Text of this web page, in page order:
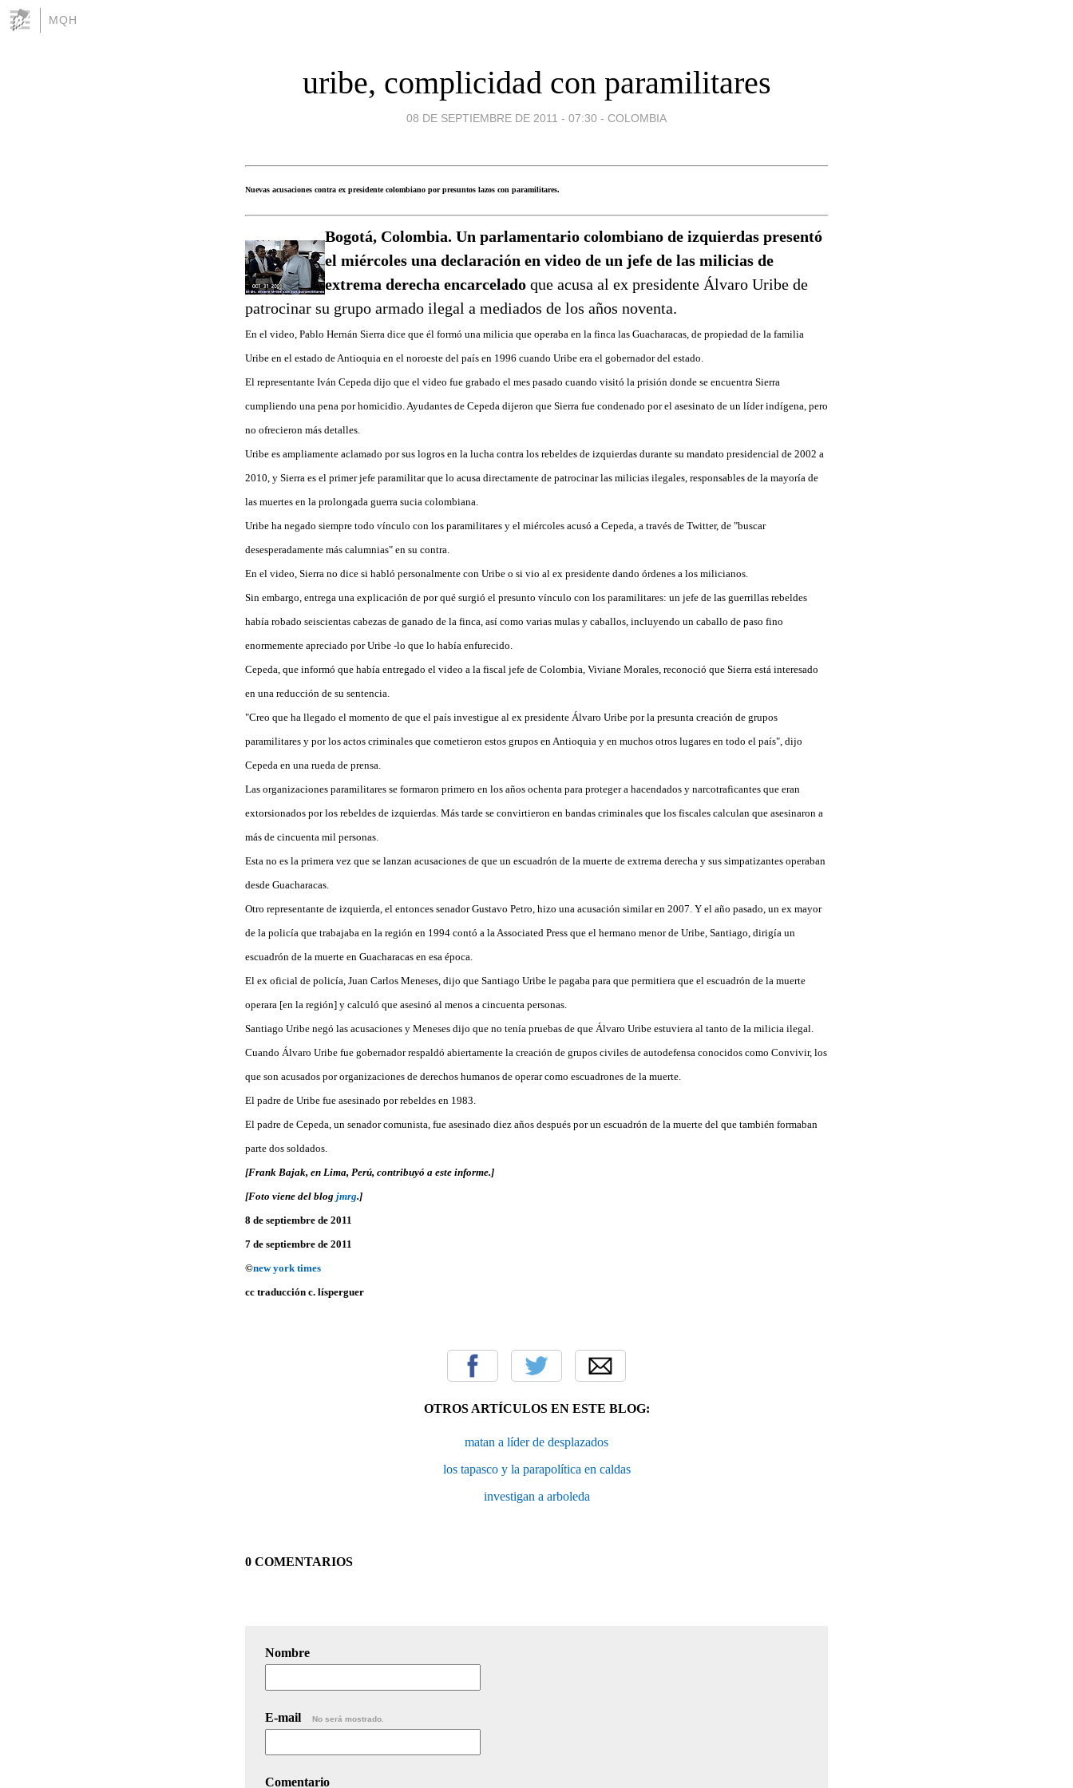
MQH
uribe, complicidad con paramilitares
08 DE SEPTIEMBRE DE 2011 - 07:30 - COLOMBIA
Nuevas acusaciones contra ex presidente colombiano por presuntos lazos con paramilitares.
Bogotá, Colombia. Un parlamentario colombiano de izquierdas presentó
el miércoles una declaración en video de un jefe de las milicias de
extrema derecha encarcelado que acusa al ex presidente Álvaro Uribe de
patrocinar su grupo armado ilegal a mediados de los años noventa.
En el video, Pablo Hernán Sierra dice que él formó una milicia que operaba en la finca las Guacharacas, de propiedad de la familia
Uribe en el estado de Antioquia en el noroeste del país en 1996 cuando Uribe era el gobernador del estado.
El representante Iván Cepeda dijo que el video fue grabado el mes pasado cuando visitó la prisión donde se encuentra Sierra
cumpliendo una pena por homicidio. Ayudantes de Cepeda dijeron que Sierra fue condenado por el asesinato de un líder indígena, pero
no ofrecieron más detalles.
Uribe es ampliamente aclamado por sus logros en la lucha contra los rebeldes de izquierdas durante su mandato presidencial de 2002 a
2010, y Sierra es el primer jefe paramilitar que lo acusa directamente de patrocinar las milicias ilegales, responsables de la mayoría de
las muertes en la prolongada guerra sucia colombiana.
Uribe ha negado siempre todo vínculo con los paramilitares y el miércoles acusó a Cepeda, a través de Twitter, de "buscar
desesperadamente más calumnias" en su contra.
En el video, Sierra no dice si habló personalmente con Uribe o si vio al ex presidente dando órdenes a los milicianos.
Sin embargo, entrega una explicación de por qué surgió el presunto vínculo con los paramilitares: un jefe de las guerrillas rebeldes
había robado seiscientas cabezas de ganado de la finca, así como varias mulas y caballos, incluyendo un caballo de paso fino
enormemente apreciado por Uribe -lo que lo había enfurecido.
Cepeda, que informó que había entregado el video a la fiscal jefe de Colombia, Viviane Morales, reconoció que Sierra está interesado
en una reducción de su sentencia.
"Creo que ha llegado el momento de que el país investigue al ex presidente Álvaro Uribe por la presunta creación de grupos
paramilitares y por los actos criminales que cometieron estos grupos en Antioquia y en muchos otros lugares en todo el país", dijo
Cepeda en una rueda de prensa.
Las organizaciones paramilitares se formaron primero en los años ochenta para proteger a hacendados y narcotraficantes que eran
extorsionados por los rebeldes de izquierdas. Más tarde se convirtieron en bandas criminales que los fiscales calculan que asesinaron a
más de cincuenta mil personas.
Esta no es la primera vez que se lanzan acusaciones de que un escuadrón de la muerte de extrema derecha y sus simpatizantes operaban
desde Guacharacas.
Otro representante de izquierda, el entonces senador Gustavo Petro, hizo una acusación similar en 2007. Y el año pasado, un ex mayor
de la policía que trabajaba en la región en 1994 contó a la Associated Press que el hermano menor de Uribe, Santiago, dirigía un
escuadrón de la muerte en Guacharacas en esa época.
El ex oficial de policía, Juan Carlos Meneses, dijo que Santiago Uribe le pagaba para que permitiera que el escuadrón de la muerte
operara [en la región] y calculó que asesinó al menos a cincuenta personas.
Santiago Uribe negó las acusaciones y Meneses dijo que no tenía pruebas de que Álvaro Uribe estuviera al tanto de la milicia ilegal.
Cuando Álvaro Uribe fue gobernador respaldó abiertamente la creación de grupos civiles de autodefensa conocidos como Convivir, los
que son acusados por organizaciones de derechos humanos de operar como escuadrones de la muerte.
El padre de Uribe fue asesinado por rebeldes en 1983.
El padre de Cepeda, un senador comunista, fue asesinado diez años después por un escuadrón de la muerte del que también formaban
parte dos soldados.
[Frank Bajak, en Lima, Perú, contribuyó a este informe.]
[Foto viene del blog jmrg.]
8 de septiembre de 2011
7 de septiembre de 2011
©new york times
cc traducción c. lísperguer
OTROS ARTÍCULOS EN ESTE BLOG:
matan a líder de desplazados
los tapasco y la parapolítica en caldas
investigan a arboleda
0 COMENTARIOS
Nombre
E-mail No será mostrado.
Comentario